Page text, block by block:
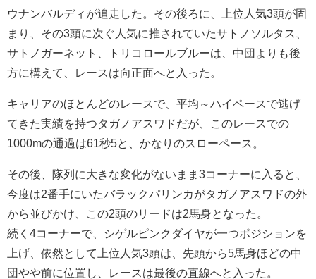
ウナンバルディが追走した。その後ろに、上位人気3頭が固
まり、その3頭に次ぐ人気に推されていたサトノソルタス、
サトノガーネット、トリコロールブルーは、中団よりも後
方に構えて、レースは向正面へと入った。
キャリアのほとんどのレースで、平均～ハイペースで逃げ
てきた実績を持つタガノアスワドだが、このレースでの
1000mの通過は61秒5と、かなりのスローペース。
その後、隊列に大きな変化がないまま3コーナーに入ると、
今度は2番手にいたバラックパリンカがタガノアスワドの外
から並びかけ、この2頭のリードは2馬身となった。
続く4コーナーで、シゲルピンクダイヤが一つポジションを
上げ、依然として上位人気3頭は、先頭から5馬身ほどの中
団やや前に位置し、レースは最後の直線へと入った。